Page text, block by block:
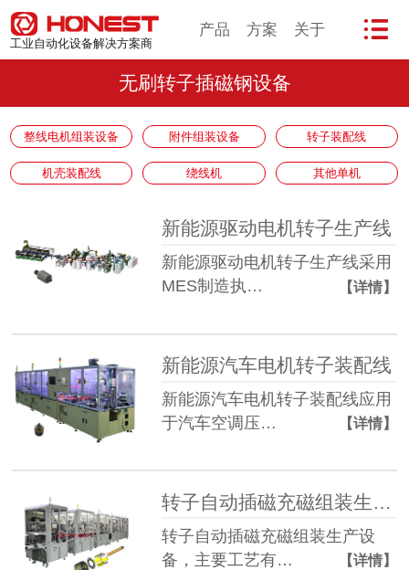
产品 方案 关于
工业自动化设备解决方案商
无刷转子插磁钢设备
整线电机组装设备 附件组装设备 转子装配线
机壳装配线 绕线机 其他单机
新能源驱动电机转子生产线
新能源驱动电机转子生产线采用
MES制造执…
【详情】
新能源汽车电机转子装配线
新能源汽车电机转子装配线应用
于汽车空调压…
【详情】
转子自动插磁充磁组装生产设
备，主要工艺有…
【详情】